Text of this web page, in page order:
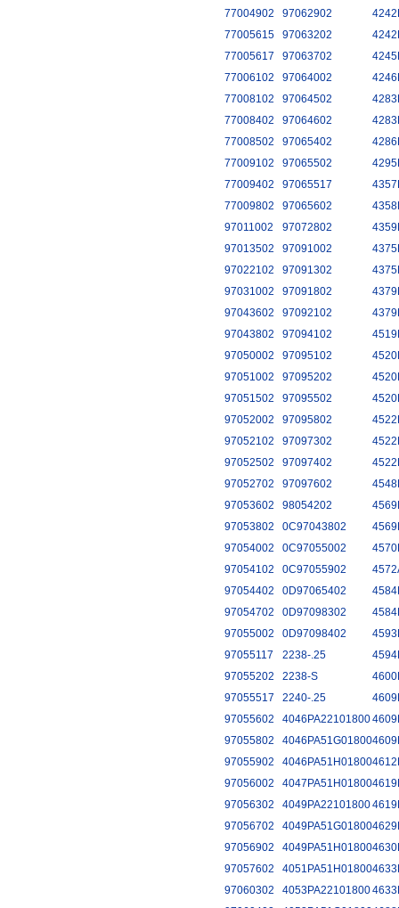
77004902
97062902
77005615
97063202
77005617
97063702
77006102
97064002
77008102
97064502
77008402
97064602
77008502
97065402
77009102
97065502
77009402
97065517
77009802
97065602
97011002
97072802
97013502
97091002
97022102
97091302
97031002
97091802
97043602
97092102
97043802
97094102
97050002
97095102
97051002
97095202
97051502
97095502
97052002
97095802
97052102
97097302
97052502
97097402
97052702
97097602
97053602
98054202
97053802
0C97043802
97054002
0C97055002
97054102
0C97055902
97054402
0D97065402
97054702
0D97098302
97055002
0D97098402
97055117
2238-.25
97055202
2238-S
97055517
2240-.25
97055602
4046PA22101800
97055802
4046PA51G01800
97055902
4046PA51H01800
97056002
4047PA51H01800
97056302
4049PA22101800
97056702
4049PA51G01800
97056902
4049PA51H01800
97057602
4051PA51H01800
97060302
4053PA22101800